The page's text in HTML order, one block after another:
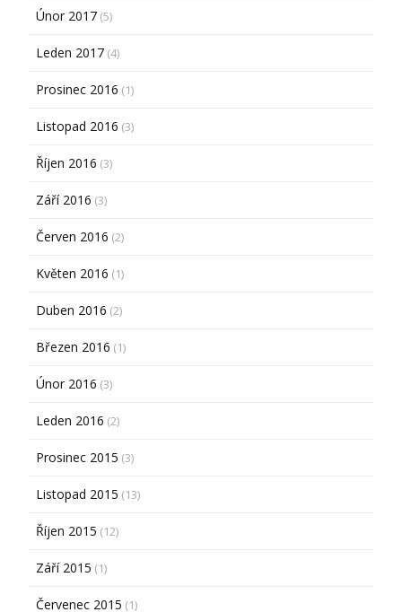
Únor 2017 (5)
Leden 2017 (4)
Prosinec 2016 (1)
Listopad 2016 (3)
Říjen 2016 (3)
Září 2016 (3)
Červen 2016 (2)
Květen 2016 (1)
Duben 2016 (2)
Březen 2016 (1)
Únor 2016 (3)
Leden 2016 (2)
Prosinec 2015 (3)
Listopad 2015 (13)
Říjen 2015 (12)
Září 2015 (1)
Červenec 2015 (1)